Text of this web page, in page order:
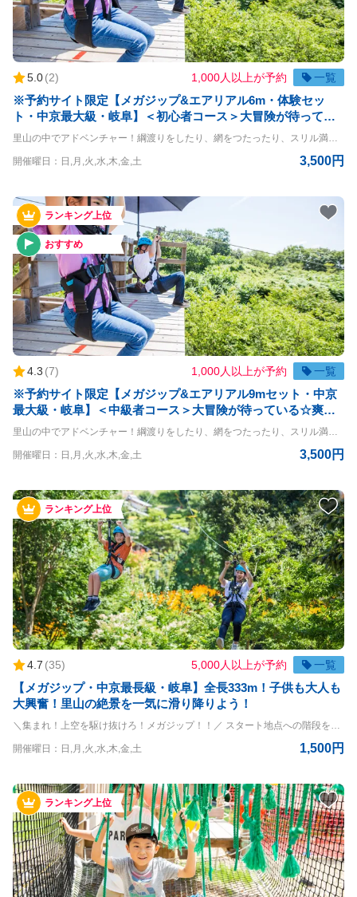
5.0(2) 1,000人以上が予約 一覧
※予約サイト限定【メガジップ&エアリアル6m・体験セッ
ト・中京最大級・岐阜】＜初心者コース＞大冒険が待ってい
る☆爽快とスリル満点なアクティビティコース！
里山の中でアドベンチャー！綱渡りをしたり、網をつたったり、スリル満点の空中大冒険！ メガジップ&エアリアル6m・体験コースです。 おひとりさまはもちろん、団体様も参加OK！お待ちしております ◇メガジップの詳細◇ ライン：全長333m 最高地上高：8m ◇エアリアルコースの詳細◇ 高さ：6m ◇利用条件◇ 小学生以上 体重20kg~120kg 身長120cm以上 ※140cm以下は同伴者が必要（同伴者も有料） ※但し、上記をクリアされている方でもハーネスが身体にフィットしない方は参加することができません ＝＝＝＝ 〇PANZAぎふ清流里山公園 PANZAぎふ清流里山公園は、自然豊かな里山の景観を楽しめるアウトドア施設です。 広大な公園内には、木々に囲まれた冒険アスレチック「MegaZIP」「Aerial」「SkyJAM」があり、子供から大人まで楽しめるアクティビティが満載です。 高所アスレチックやジップラインなど、スリル満点のチャレンジが待っており、初心者から上級者まで幅広く楽しめます。 家族や友人と一緒に、都会の喧騒を離れてアクティブに過ごす一日を満喫できる、岐阜県の魅力を堪能できるスポットです。
開催曜日：日,月,火,水,木,金,土 3,500円
ランキング上位
おすすめ
4.3 (7) 1,000人以上が予約 一覧
※予約サイト限定【メガジップ&エアリアル9mセット・中京
最大級・岐阜】＜中級者コース＞大冒険が待っている☆爽快
とスリル満点なアクティビティコース！
里山の中でアドベンチャー！綱渡りをしたり、網をつたったり、スリル満点の空中大冒険！ メガジップ&エアリアル9m・体験コースです。 おひとりさまはもちろん、団体様も参加OK！お待ちしております ◇ジップラインの詳細◇ ライン：全長333m 最高地上高：8m ◇エアリアルコースの詳細◇ 高さ：9m エアリアル ◇利用条件◇ 小学生以上 体重30kg~120kg 身長120cm以上 ※140cm以下は同伴者が必要（同伴者も有料） ※但し、上記をクリアされている方でもハーネスが身体にフィットしない方は参加することができません ＝＝＝＝ 〇PANZAぎふ清流里山公園 PANZAぎふ清流里山公園は、自然豊かな里山の景観を楽しめるアウトドア施設です。 広大な公園内には、木々に囲まれた冒険アスレチック「MegaZIP」「Aerial」「SkyJAM」があり、子供から大人まで楽しめるアクティビティが満載です。 高所アスレチックやジップラインなど、スリル満点のチャレンジが待っており、初心者から上級者まで幅広く楽しめます。 家族や友人と一緒に、都会の喧騒を離れてアクティブに過ごす一日を満喫できる、岐阜県の魅力を堪能できるスポットです。
開催曜日：日,月,火,水,木,金,土 3,500円
ランキング上位
4.7 (35) 5,000人以上が予約 一覧
【メガジップ・中京最長級・岐阜】全長333m！子供も大人も
大興奮！里山の絶景を一気に滑り降りよう！
＼集まれ！上空を駆け抜けろ！メガジップ！！／ スタート地点への階段を登っていくときからすでにドキドキが止まらない！ いつものジップラインよりも更に大きいから快感も倍増！！ ◇ラインの詳細◇ ライン：全長333m 最高地上高：8m ◇利用条件◇ 体重20kg~120kg ※但し、上記をクリアされている方でもハーネスが身体にフィットしない方は参加することができません ＝＝＝＝ 〇PANZAぎふ清流里山公園 PANZAぎふ清流里山公園は、自然豊かな里山の景観を楽しめるアウトドア施設です。 広大な公園内には、木々に囲まれた冒険アスレチック「MegaZIP」「Aerial」「SkyJAM」があり、子供から大人まで楽しめるアクティビティが満載です。 高所アスレチックやジップラインなど、スリル満点のチャレンジが待っており、初心者から上級者まで幅広く楽しめます。 家族や友人と一緒に、都会の喧騒を離れてアクティブに過ごす一日を満喫できる、岐阜県の魅力を堪能できるスポットです
開催曜日：日,月,火,水,木,金,土 1,500円
ランキング上位